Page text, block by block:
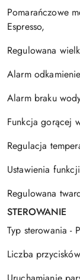
Pomarańczowe
Espresso,
Regulowana
Alarm
Alarm braku
Funkcja gorącej
Regulacja
Ustawienia
Regulowana
STEROWANIE
Typ sterowania -
Liczba